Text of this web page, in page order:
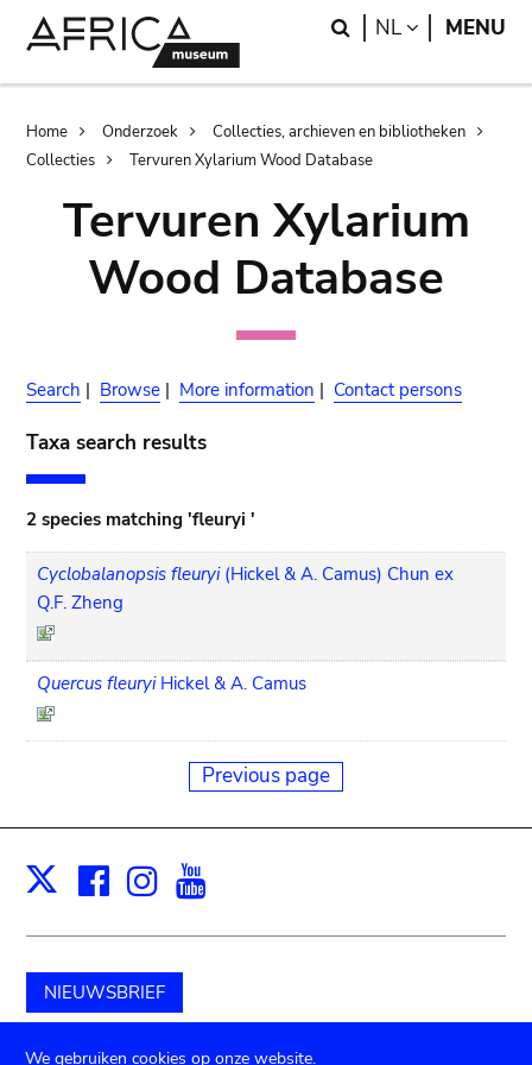
Search
NL LANGUAGE
MENU
Breadcrumb
Home Onderzoek
Collecties, archieven en bibliotheken
Collecties
Tervuren Xylarium Wood Database
Tervuren Xylarium
Wood Database
Search | Browse | More information | Contact persons
Taxa search results
2 species matching 'fleuryi '
Cyclobalanopsis fleuryi (Hickel & A. Camus) Chun ex
Q.F. Zheng
Quercus fleuryi Hickel & A. Camus
Previous page
X Facebook
Instagram
NIEUWSBRIEF
Schenk aan het museum
We gebruiken cookies op onze website.